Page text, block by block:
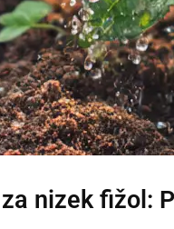
nizek fižol: